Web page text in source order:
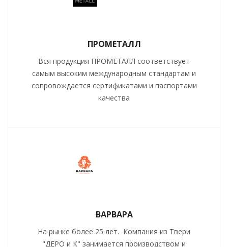
ПРОМЕТАЛЛ
Вся продукция ПРОМЕТАЛЛ соответствует
самым высоким международным стандартам и
сопровождается сертификатами и паспортами
качества
ВАРВАРА
На рынке более 25 лет. Компания из Твери
"ДЕРО и К" занимается производством и